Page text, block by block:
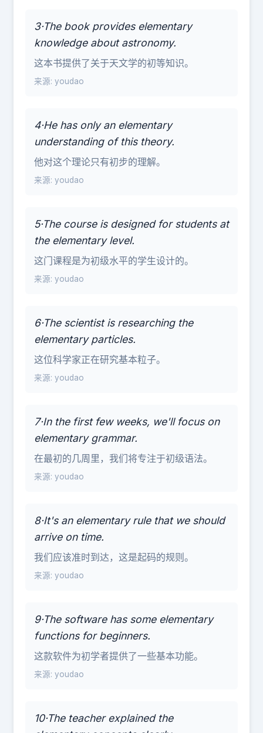
3·The book provides elementary
knowledge about astronomy.
这本书提供了关于天文学的初等知识。
来源: youdao
4·He has only an elementary
understanding of this theory.
他对这个理论只有初步的理解。
来源: youdao
5·The course is designed for students at
the elementary level.
这门课程是为初级水平的学生设计的。
来源: youdao
6·The scientist is researching the
elementary particles.
这位科学家正在研究基本粒子。
来源: youdao
7·In the first few weeks, we'll focus on
elementary grammar.
在最初的几周里，我们将专注于初级语法。
来源: youdao
8·It's an elementary rule that we should
arrive on time.
我们应该准时到达，这是起码的规则。
来源: youdao
9·The software has some elementary
functions for beginners.
这款软件为初学者提供了一些基本功能。
来源: youdao
10·The teacher explained the